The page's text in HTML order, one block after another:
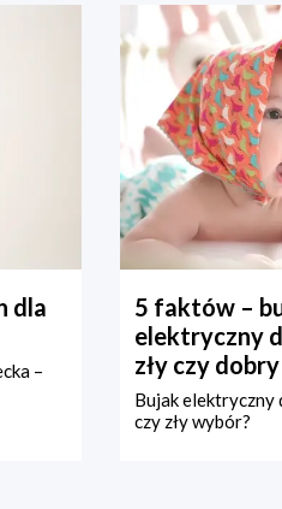
dla
–
5 faktów –
elektryczny
zły czy
Bujak elektryczny
czy zły wybór?